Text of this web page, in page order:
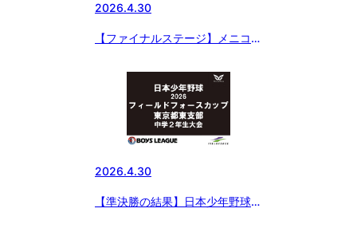
2026.4.30
【ファイナルステージ】メニコン
イズリーグ
2026.4.30
【準決勝の結果】日本少年野球